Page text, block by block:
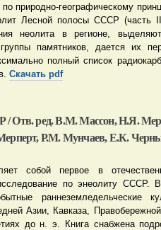
по природно-географическому
Лесной полосы СССР (часть
неолита в регионе,
памятников, дается их
полный список
Скачать pdf
/ Отв. ред. В.М. Массон, Н.Я.
Р.М. Мунчаев, Е.К.
собой первое в
по энеолиту СССР.
раннеземледельческие
Азии, Кавказа,
до н. э. Книга снабжена